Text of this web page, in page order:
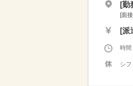
[勤
[面
[派
時
シ